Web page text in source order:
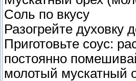
Соль по вкусу
Разогрейте духовку
Приготовьте соус:
постоянно
молотый мускатный